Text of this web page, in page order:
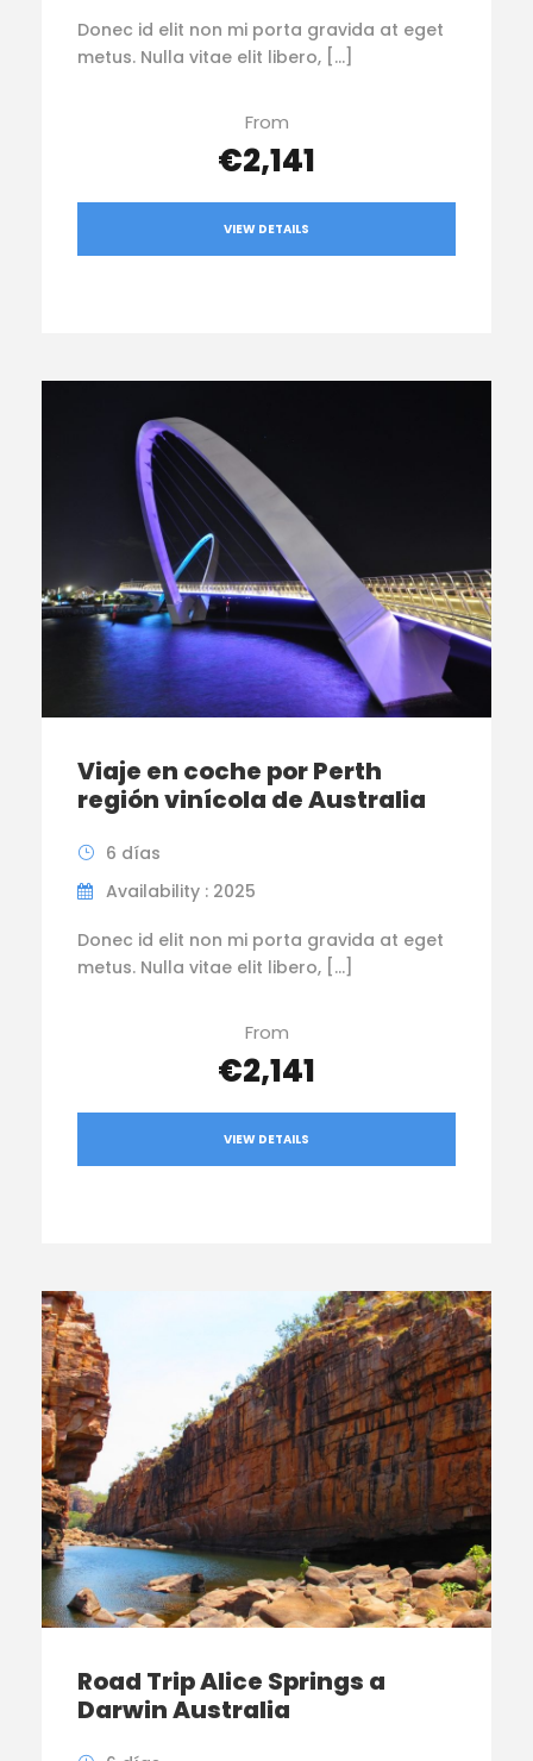
Donec id elit non mi porta gravida at eget
metus. Nulla vitae elit libero, […]
From
€2,141
VIEW DETAILS
Viaje en coche por Perth
región vinícola de Australia
6 días
Availability : 2025
Donec id elit non mi porta gravida at eget
metus. Nulla vitae elit libero, […]
From
€2,141
VIEW DETAILS
Road Trip Alice Springs a
Darwin Australia